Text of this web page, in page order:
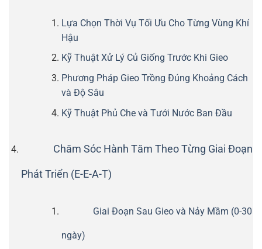
Lựa Chọn Thời Vụ Tối Ưu Cho Từng Vùng Khí
Hậu
Kỹ Thuật Xử Lý Củ Giống Trước Khi Gieo
Phương Pháp Gieo Trồng Đúng Khoảng Cách
và Độ Sâu
Kỹ Thuật Phủ Che và Tưới Nước Ban Đầu
Chăm Sóc Hành Tăm Theo Từng Giai Đoạn
Phát Triển (E-E-A-T)
Giai Đoạn Sau Gieo và Nảy Mầm (0-30
ngày)